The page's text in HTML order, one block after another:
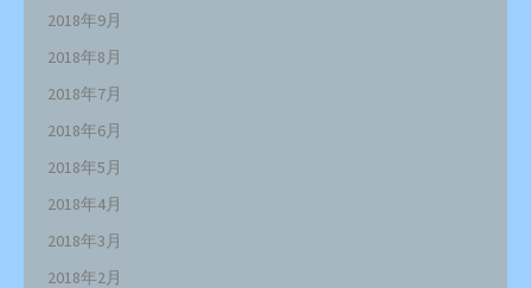
2018年9月
2018年8月
2018年7月
2018年6月
2018年5月
2018年4月
2018年3月
2018年2月